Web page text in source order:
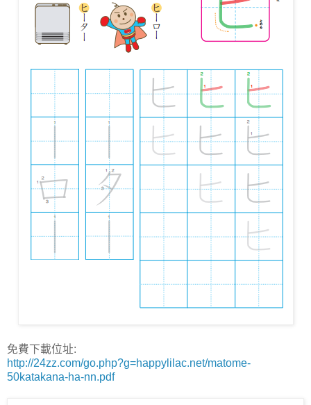
免費下載位址:
http://24zz.com/go.php?g=happylilac.net/matome-
50katakana-ha-nn.pdf